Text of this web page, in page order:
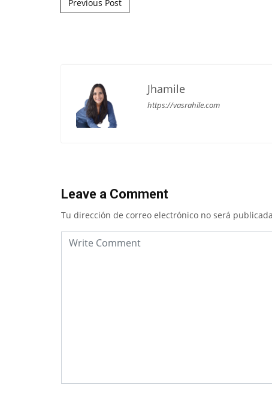
Previous Post
Jhamile
https://vasrahile.com
Leave a Comment
Tu dirección de correo electrónico no será